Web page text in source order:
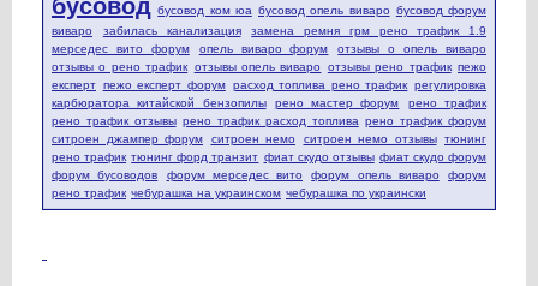
бусовод бусовод ком юа бусовод опель виваро бусовод форум
виваро
забилась канализация
замена ремня грм рено трафик 1.9
мерседес вито форум
опель виваро форум
отзывы о опель виваро
отзывы о рено трафик отзывы опель виваро отзывы рено трафик пежо
експерт пежо експерт форум расход топлива рено трафик регулировка
карбюратора китайской бензопилы
рено мастер форум
рено трафик
рено трафик отзывы рено трафик расход топлива рено трафик форум
ситроен джампер форум
ситроен немо ситроен немо отзывы тюнинг
рено трафик тюнинг форд транзит фиат скудо отзывы фиат скудо форум
форум бусоводов
форум мерседес вито форум опель виваро
форум
рено трафик чебурашка на украинском чебурашка по украински